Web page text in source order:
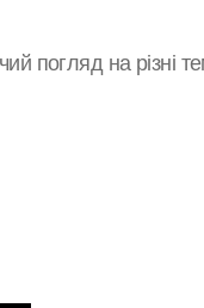
погляд на різні